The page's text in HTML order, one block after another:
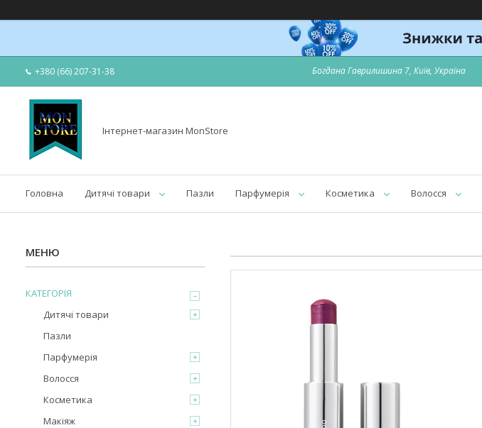
+380 (66) 207-31-38 Богдана Гаврилишина 7, Київ, Україна
Інтернет-магазин MonStore
Головна Дитячі товари Пазли Парфумерія Косметика Волосся
КАТЕГОРІЯ
Дитячі товари
Пазли
Парфумерія
Волосся
Косметика
Макіяж